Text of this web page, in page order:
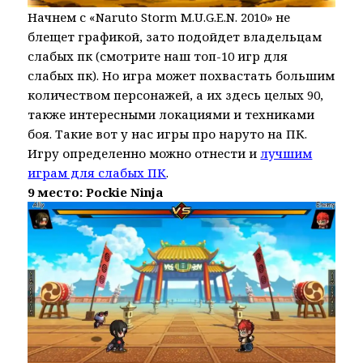
Начнем с «Naruto Storm M.U.G.E.N. 2010» не
блещет графикой, зато подойдет владельцам
слабых пк (смотрите наш топ-10 игр для
слабых пк). Но игра может похвастать большим
количеством персонажей, а их здесь целых 90,
также интересными локациями и техниками
боя. Такие вот у нас игры про наруто на ПК.
Игру определенно можно отнести илучшим
играм для слабых ПК.
9 место: Pockie Ninja